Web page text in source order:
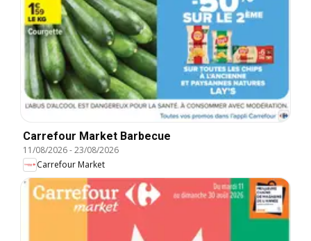
Carrefour Market Barbecue
11/08/2026-23/08/2026
Carrefour Market